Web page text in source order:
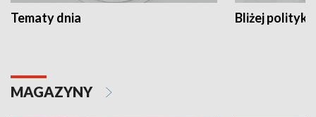
Tematy dnia Bliżej polityki
MAGAZYNY